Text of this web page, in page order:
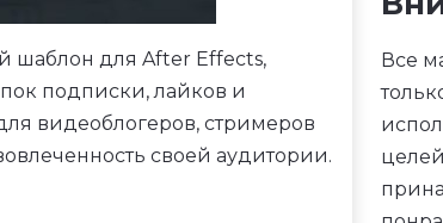
шаблон для After Effects,
подписки, лайков и
видеоблогеров, стримеров
своей аудитории.
Все